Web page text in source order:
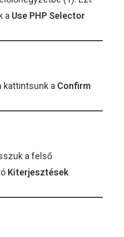
a Use PHP Selector
kattintsunk a Confirm
a felső
Kiterjesztések